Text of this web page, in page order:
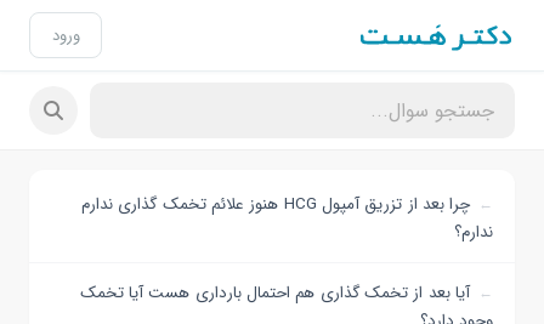
ورود
چرا بعد از تزریق آمپول HCG هنوز علائم تخمک گذاری ندارم
ندارم؟
آیا بعد از تخمک گذاری هم احتمال بارداری هست آیا تخمک